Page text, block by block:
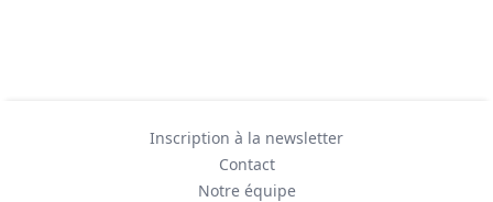
Inscription à la newsletter
Contact
Notre équipe